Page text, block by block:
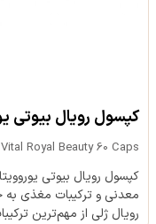
کپسول رویال بیوتی
Royal Beauty 60 Caps
کپسول رویال بیوتی
معدنی و ترکیبات مغذی
رویال ژلی از مهم‌ترین